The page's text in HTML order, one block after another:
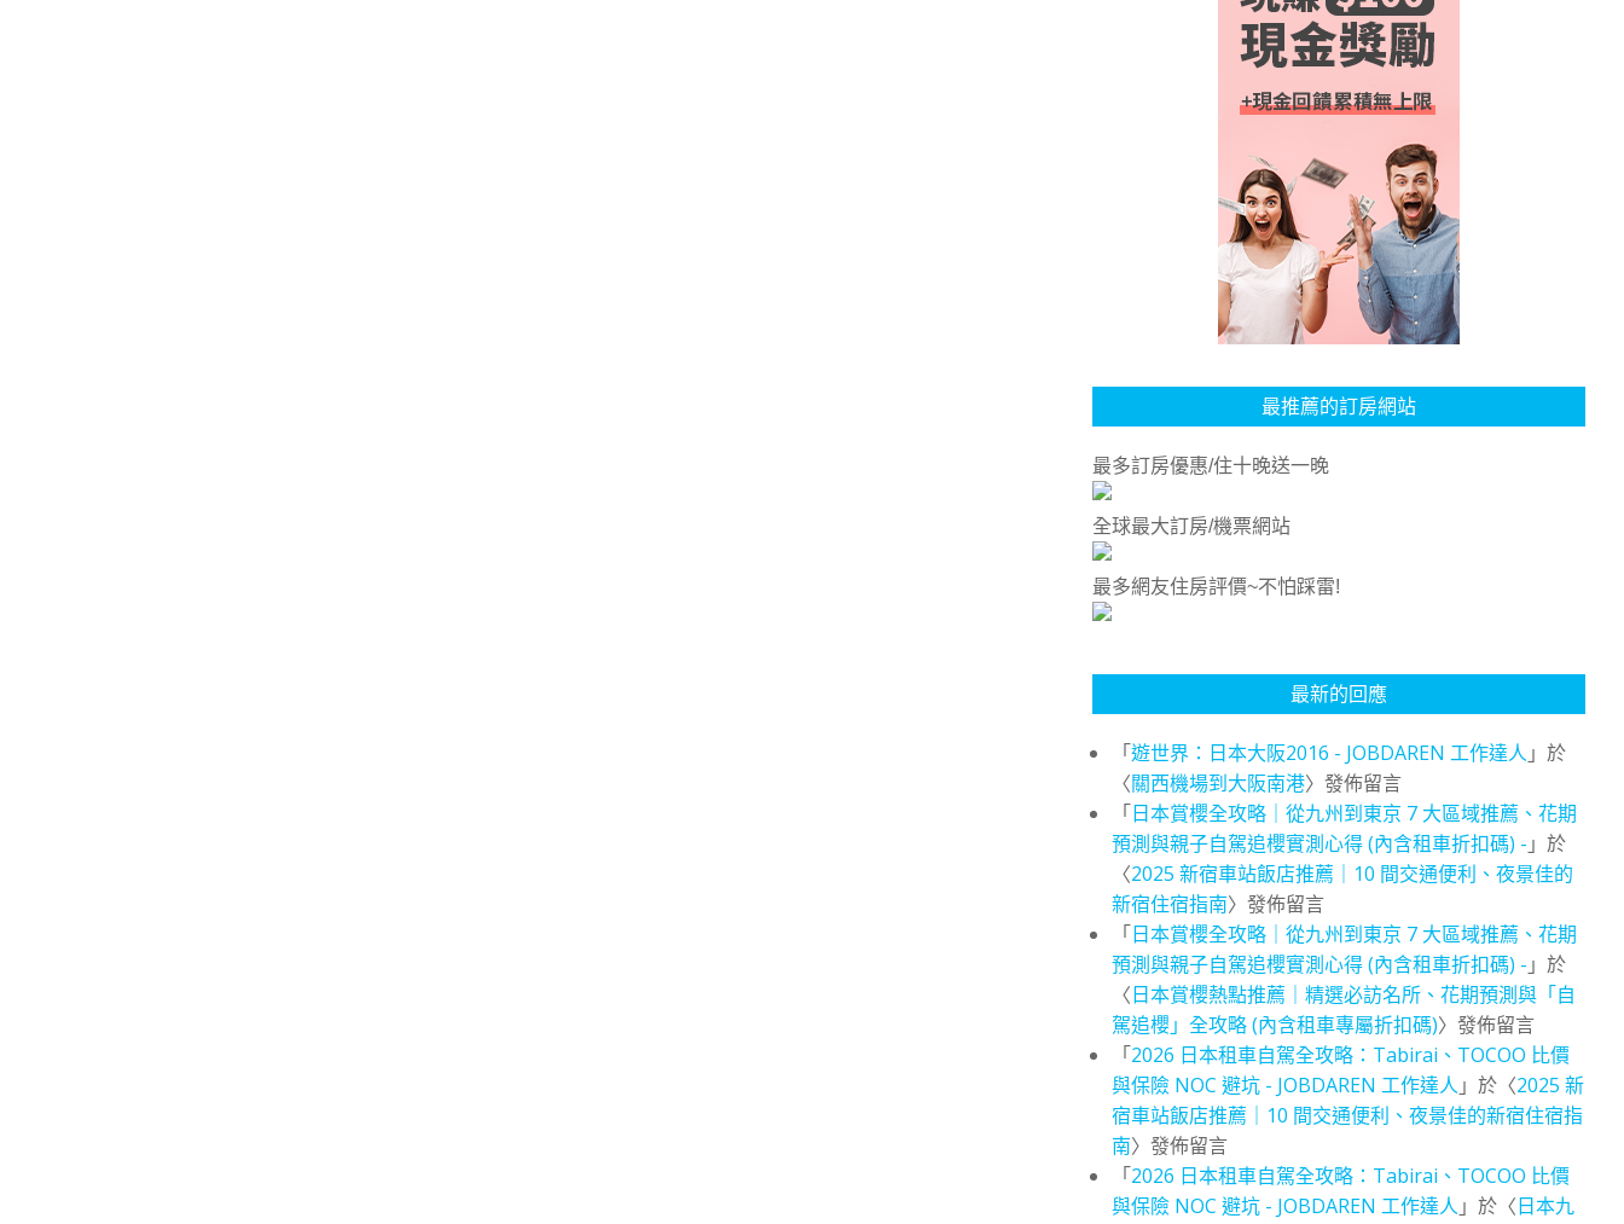
最推薦的訂房網站
最多訂房優惠/住十晚送一晚
全球最大訂房/機票網站
最多網友住房評價~不怕踩雷!
最新的回應
「遊世界：日本大阪2016 - JOBDAREN 工作達人 」於
〈關西機場到大阪南港〉發佈留言
「日本賞櫻全攻略｜從九州到東京 7 大區域推薦、花期
預測與親子自駕追櫻實測心得 (內含租車折扣碼) - 」於
〈2025 新宿車站飯店推薦｜10 間交通便利、夜景佳的
新宿住宿指南〉發佈留言
「日本賞櫻全攻略｜從九州到東京 7 大區域推薦、花期
預測與親子自駕追櫻實測心得 (內含租車折扣碼) - 」於
〈日本賞櫻熱點推薦｜精選必訪名所、花期預測與「自
駕追櫻」全攻略 (內含租車專屬折扣碼)〉發佈留言
「2026 日本租車自駕全攻略：Tabirai、TOCOO 比價
與保險 NOC 避坑 - JOBDAREN 工作達人 」於〈2025 新
宿車站飯店推薦｜10 間交通便利、夜景佳的新宿住宿指
南〉發佈留言
「2026 日本租車自駕全攻略：Tabirai、TOCOO 比價
與保險 NOC 避坑 - JOBDAREN 工作達人 」於〈日本九